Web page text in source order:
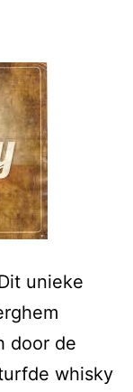
unieke
door de
whisky